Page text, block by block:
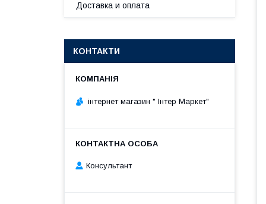
Доставка и оплата
КОНТАКТИ
інтернет магазин " Інтер Маркет"
Консультант